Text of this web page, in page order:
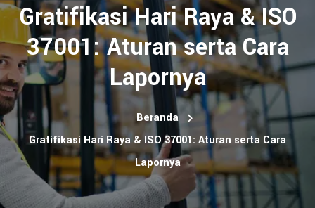
Gratifikasi Hari Raya & ISO
37001: Aturan serta Cara
Lapornya
Beranda
Gratifikasi Hari Raya & ISO 37001: Aturan serta Cara
Lapornya